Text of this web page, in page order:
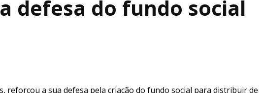
defesa do fundo social
reforçou a sua defesa pela criação do fundo social para distribuir de